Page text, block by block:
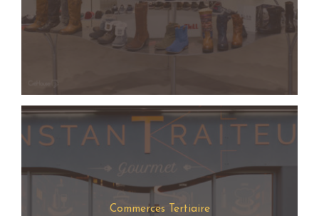
Commerces Tertiaire